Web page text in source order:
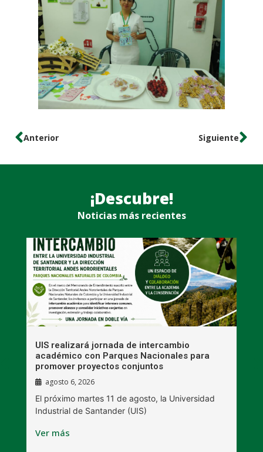
Anterior Siguiente
¡Descubre!
Noticias más recientes
UIS realizará jornada de intercambio
académico con Parques Nacionales para
promover proyectos conjuntos
agosto 6, 2026
El próximo martes 11 de agosto, la Universidad
Industrial de Santander (UIS)
Ver más